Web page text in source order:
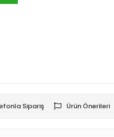
Sipariş Ürün Önerileri